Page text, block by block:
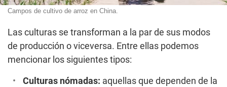
Campos de cultivo de arroz en China.
Las culturas se transforman a la par de sus modos
de producción o viceversa. Entre ellas podemos
mencionar los siguientes tipos:
Culturas nómadas: aquellas que dependen de la